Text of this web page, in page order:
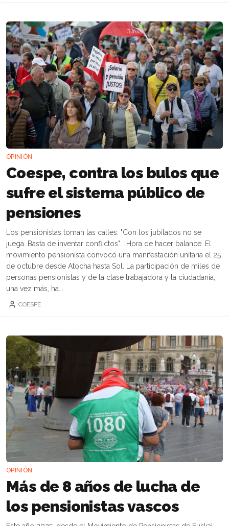
OPINIÓN
Coespe, contra los bulos que
sufre el sistema público de
pensiones
Los pensionistas toman las calles: "Con los jubilados no se
juega. Basta de inventar conflictos" Hora de hacer balance. El
movimiento pensionista convocó una manifestación unitaria el 25
de octubre desde Atocha hasta Sol. La participación de miles de
personas pensionistas y de la clase trabajadora y la ciudadanía,
una vez más, ha...
COESPE
OPINIÓN
Más de 8 años de lucha de
los pensionistas vascos